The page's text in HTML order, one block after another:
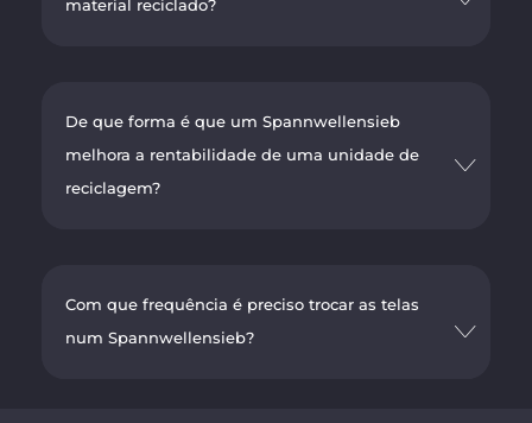
material reciclado?
De que forma é que um Spannwellensieb
melhora a rentabilidade de uma unidade de
reciclagem?
Com que frequência é preciso trocar as telas
num Spannwellensieb?